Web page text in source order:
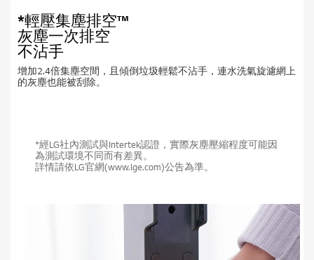
*輕壓集塵排空™
灰塵一次排空
不沾手
增加2.4倍集塵空間，且傾倒垃圾輕鬆不沾手，連水洗氣旋濾網上
的灰塵也能被刮除。
*經LG社內測試與Intertek認證，實際灰塵壓縮程度可能因
為測試環境不同而有差異。
詳情請依LG官網(www.lge.com)公告為準。